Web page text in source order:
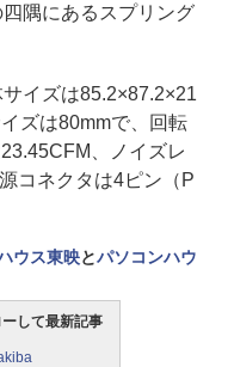
隅にあるスプリング
イズは85.2×87.2×21
ズは80mmで、回転
、ノイズレ
コネクタは4ピン（P
ウス東映とパソコンハウ
して最新記事